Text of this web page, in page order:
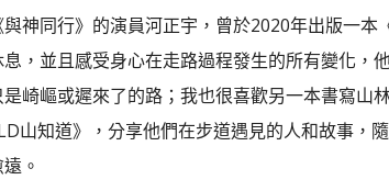
神同行》的演員河正宇，曾於2020年出版一
，並且感受身心在走路過程發生的所有變化，
崎嶇或遲來了的路；我也很喜歡另一本書寫山
山知道》，分享他們在步道遇見的人和故事
。